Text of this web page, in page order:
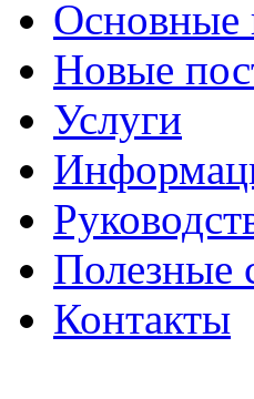
Основные
Новые
Услуги
Полезные
Контакты